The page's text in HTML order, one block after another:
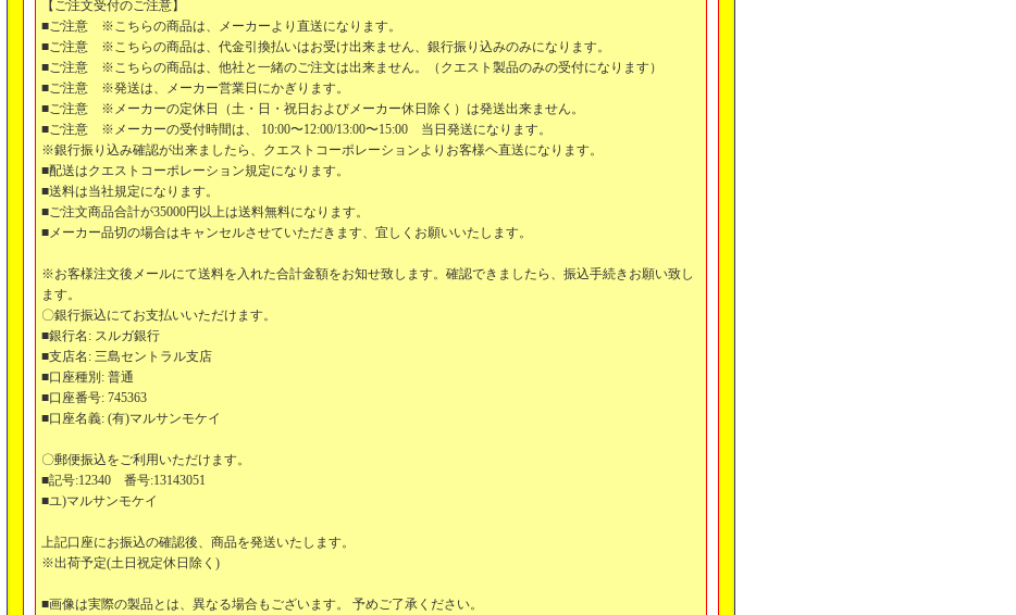
【ご注文受付のご注意】
■ご注意 ※こちらの商品は、メーカーより直送になります。
■ご注意 ※こちらの商品は、代金引換払いはお受け出来ません、銀行振り込みのみになります。
■ご注意 ※こちらの商品は、他社と一緒のご注文は出来ません。（クエスト製品のみの受付になります）
■ご注意 ※発送は、メーカー営業日にかぎります。
■ご注意 ※メーカーの定休日（土・日・祝日およびメーカー休日除く）は発送出来ません。
■ご注意 ※メーカーの受付時間は、 10:00〜12:00/13:00〜15:00 当日発送になります。
※銀行振り込み確認が出来ましたら、クエストコーポレーションよりお客様ヘ直送になります。
■配送はクエストコーポレーション規定になります。
■送料は当社規定になります。
■ご注文商品合計が35000円以上は送料無料になります。
■メーカー品切の場合はキャンセルさせていただきます、宜しくお願いいたします。
※お客様注文後メールにて送料を入れた合計金額をお知せ致します。確認できましたら、振込手続きお願い致し
ます。
〇銀行振込にてお支払いいただけます。
■銀行名: スルガ銀行
■支店名: 三島セントラル支店
■口座種別: 普通
■口座番号: 745363
■口座名義: (有)マルサンモケイ
〇郵便振込をご利用いただけます。
■記号:12340 番号:13143051
■ユ)マルサンモケイ
上記口座にお振込の確認後、商品を発送いたします。
※出荷予定(土日祝定休日除く)
■画像は実際の製品とは、異なる場合もございます。 予めご了承ください。